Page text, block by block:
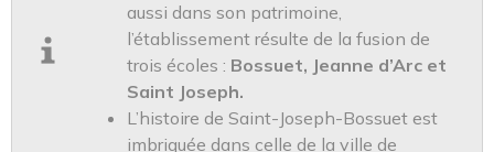
aussi dans son patrimoine,
l’établissement résulte de la fusion de
trois écoles : Bossuet, Jeanne d’Arc et
Saint Joseph.
L’histoire de Saint-Joseph-Bossuet est
imbriquée dans celle de la ville de